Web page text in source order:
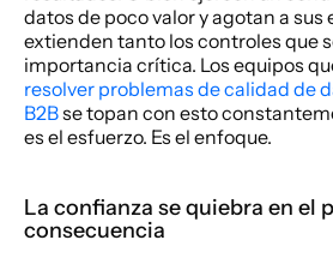
datos de poco valor y agotan a sus
extienden tanto los controles que
resolver problemas de calidad de
B2B se topan con esto
es el esfuerzo. Es el enfoque.
La confianza se quiebra en el
consecuencia